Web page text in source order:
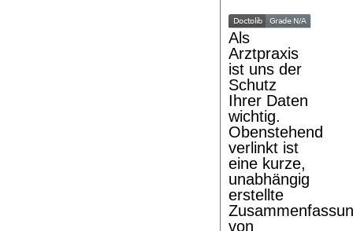
Als
Arztpraxis
ist uns der
Schutz
Ihrer Daten
wichtig.
Obenstehend
verlinkt ist
eine kurze,
unabhängig
erstellte
von